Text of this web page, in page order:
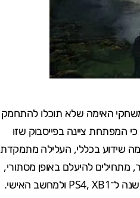
האימה שלא תוכלו להתחמק
המפתחת ציינה בפייסבוק שזו
שידוע בכללי, העלילה מתמקדת
בשנת 1923, כאשר תושבי הכפר, מתחילים להיעלם באופן מסתורי,